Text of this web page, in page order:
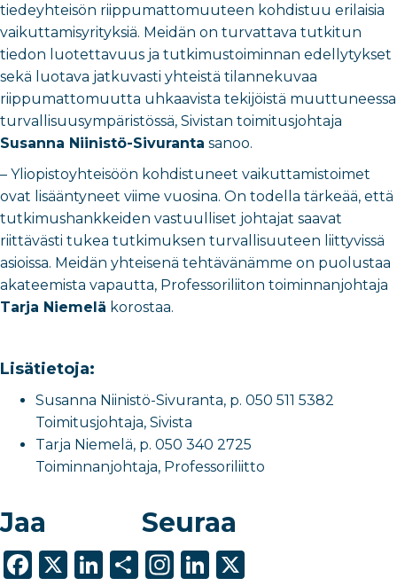
tiedeyhteisön riippumattomuuteen kohdistuu erilaisia
vaikuttamisyrityksiä. Meidän on turvattava tutkitun
tiedon luotettavuus ja tutkimustoiminnan edellytykset
sekä luotava jatkuvasti yhteistä tilannekuvaa
riippumattomuutta uhkaavista tekijöistä muuttuneessa
turvallisuusympäristössä, Sivistan toimitusjohtaja
Susanna Niinistö-Sivuranta sanoo.
– Yliopistoyhteisöön kohdistuneet vaikuttamistoimet
ovat lisääntyneet viime vuosina. On todella tärkeää, että
tutkimushankkeiden vastuulliset johtajat saavat
riittävästi tukea tutkimuksen turvallisuuteen liittyvissä
asioissa. Meidän yhteisenä tehtävänämme on puolustaa
akateemista vapautta, Professoriliiton toiminnanjohtaja
Tarja Niemelä korostaa.
Lisätietoja:
Susanna Niinistö-Sivuranta, p. 050 511 5382
Toimitusjohtaja, Sivista
Tarja Niemelä, p. 050 340 2725
Toiminnanjohtaja, Professoriliitto
Jaa
F
X
Li S
Seuraa
In Li